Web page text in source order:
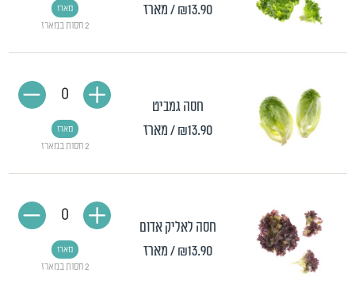
₪13.90 / מארז
2 חסות במארז
מארז
חסה גמביט
₪13.90 / מארז
2 חסות במארז
מארז
0
חסה לאליק אדום
₪13.90 / מארז
2 חסות במארז
מארז
0